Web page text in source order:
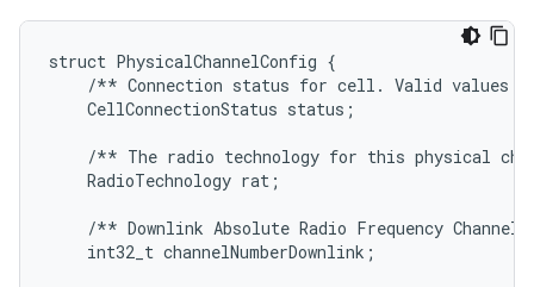
struct PhysicalChannelConfig {
/** Connection status for cell. Valid values
    CellConnectionStatus status;
    /*
* The radio technology for this physical
    RadioTechnology rat;
    /*
* Downlink Absolute Radio Frequency Channel
    int32_t channelNumberDownlink;